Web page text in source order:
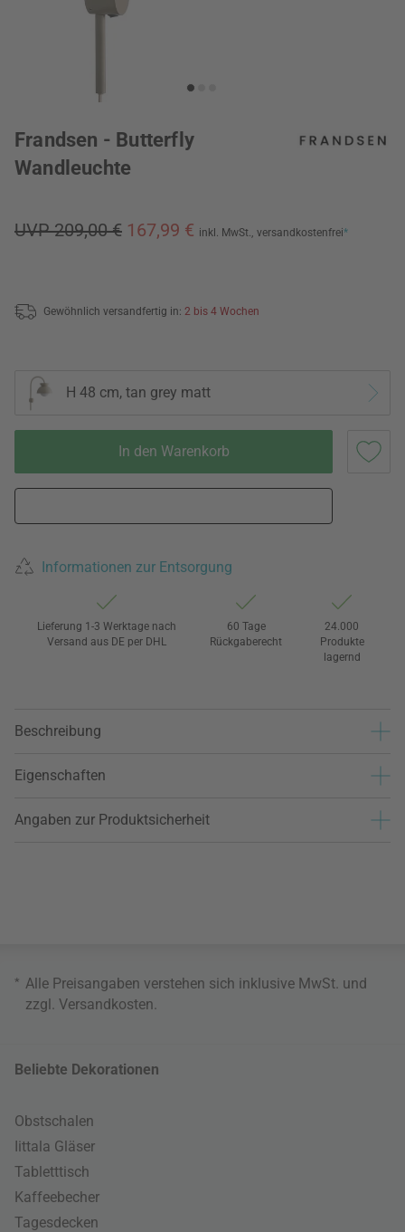
Frandsen - Butterfly
Wandleuchte
UVP 209,00 € 167,99 € inkl. MwSt., versandkostenfrei*
Gewöhnlich versandfertig in: 2 bis 4 Wochen
H 48 cm, tan grey matt
In den Warenkorb
Informationen zur Entsorgung
Lieferung 1-3 Werktage nach
Versand aus DE per DHL
60 Tage
Rückgaberecht
24.000
Produkte
lagernd
Beschreibung
Eigenschaften
Angaben zur Produktsicherheit
* Alle Preisangaben verstehen sich inklusive MwSt. und
zzgl. Versandkosten
Beliebte Dekorationen
Obstschalen
Iittala Gläser
Tabletttisch
Kaffeebecher
Tagesdecken